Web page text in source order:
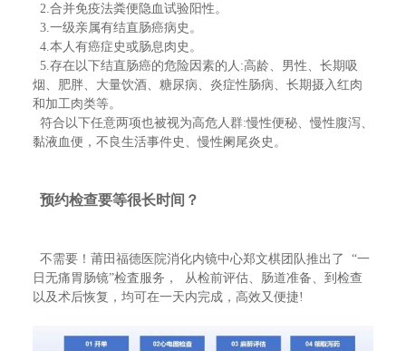
2.合并免疫法粪便隐血试验阳性。
3.一级亲属有结直肠癌病史。
4.本人有癌症史或肠息肉史。
5.存在以下结直肠癌的危险因素的人:高龄、男性、长期吸
烟、肥胖、大量饮酒、糖尿病、炎症性肠病、长期摄入红肉
和加工肉类等。
符合以下任意两项也被视为高危人群:慢性便秘、慢性腹泻、
黏液血便，不良生活事件史、慢性阑尾炎史。
预约检查要等很长时间？
不需要！莆田福德医院消化内镜中心郑文棋团队推出了 “一
日无痛胃肠镜”检査服务， 从检前评估、肠道准备、到检查
以及术后恢复，均可在一天内完成，高效又便捷!